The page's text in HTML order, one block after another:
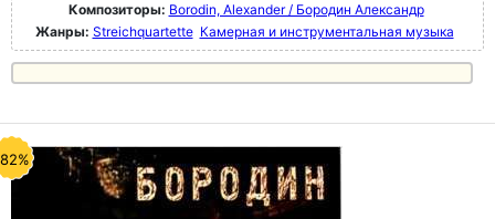
Композиторы: Borodin, Alexander / Бородин Александр
Жанры: Streichquartette Камерная и инструментальная музыка